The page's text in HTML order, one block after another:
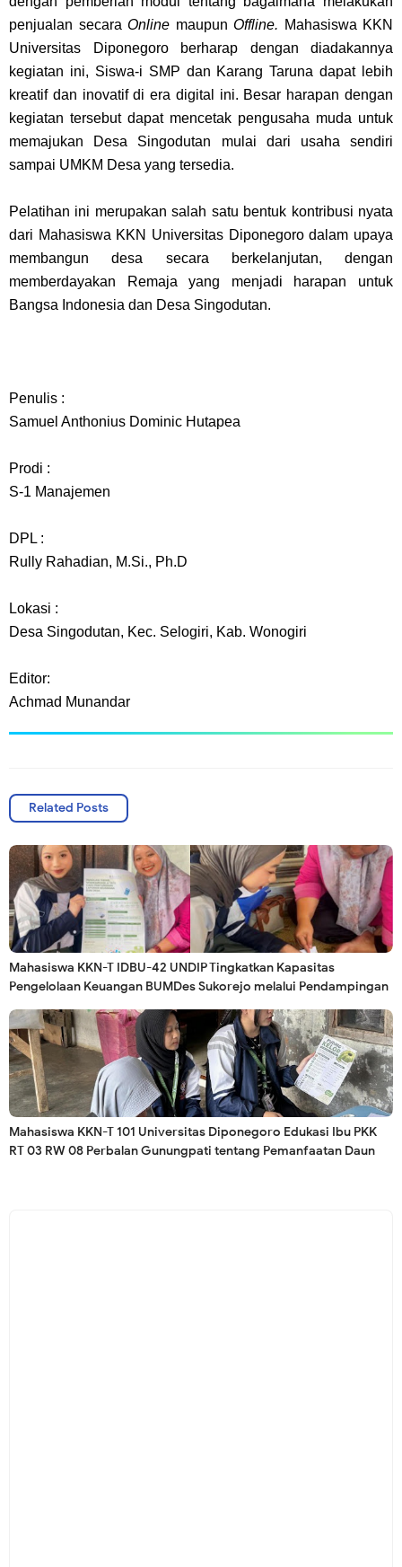
penjualan secara Online maupun Offline. Mahasiswa KKN
Universitas Diponegoro berharap dengan diadakannya
kegiatan ini, Siswa-i SMP dan Karang Taruna dapat lebih
kreatif dan inovatif di era digital ini. Besar harapan dengan
kegiatan tersebut dapat mencetak pengusaha muda untuk
memajukan Desa Singodutan mulai dari usaha sendiri
sampai UMKM Desa yang tersedia.
Pelatihan ini merupakan salah satu bentuk kontribusi nyata
dari Mahasiswa KKN Universitas Diponegoro dalam upaya
membangun desa secara berkelanjutan, dengan
memberdayakan Remaja yang menjadi harapan untuk
Bangsa Indonesia dan Desa Singodutan.
Penulis :
Samuel Anthonius Dominic Hutapea
Prodi :
S-1 Manajemen
DPL :
Rully Rahadian, M.Si., Ph.D
Lokasi :
Desa Singodutan, Kec. Selogiri, Kab. Wonogiri
Editor:
Achmad Munandar
Related Posts
Mahasiswa KKN-T IDBU-42 UNDIP Tingkatkan Kapasitas
Pengelolaan Keuangan BUMDes Sukorejo melalui Pendampingan
Mahasiswa KKN-T 101 Universitas Diponegoro Edukasi Ibu PKK
RT 03 RW 08 Perbalan Gunungpati tentang Pemanfaatan Daun